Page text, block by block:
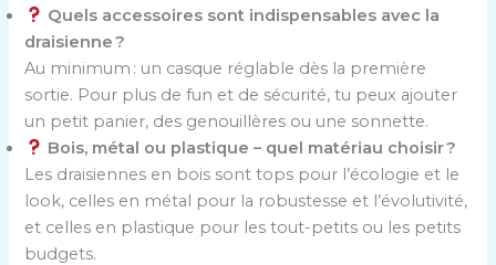
Quels accessoires sont indispensables avec la
draisienne ?
Au minimum : un casque réglable dès la première
sortie. Pour plus de fun et de sécurité, tu peux ajouter
un petit panier, des genouillères ou une sonnette.
Bois, métal ou plastique – quel matériau choisir ?
Les draisiennes en bois sont tops pour l’écologie et le
look, celles en métal pour la robustesse et l’évolutivité,
et celles en plastique pour les tout-petits ou les petits
budgets.